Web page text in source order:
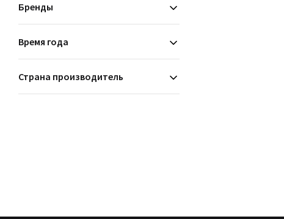
Бренды
Время года
Страна производитель